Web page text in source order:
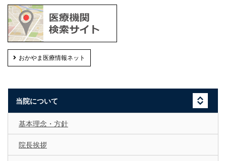
おかやま医療情報ネット
当院について
基本理念・方針
院長挨拶